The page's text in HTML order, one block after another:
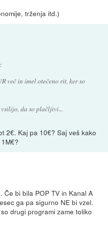
trženja itd.)
:
več in imel otečeno rit, ker so
da so plačljivi...
2€. Kaj pa 10€? Saj veš kako
Če bi bila POP TV in Kanal A
ga pa sigurno NE bi vzel.
drugi programi zame toliko